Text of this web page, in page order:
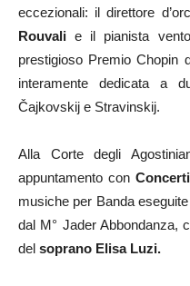
eccezionali: il direttore
Rouvali e il pianista
prestigioso Premio Chopin
interamente dedicata a
Čajkovskij e Stravinskij.
Alla Corte degli
appuntamento con
musiche per Banda
dal M° Jader Abbondanza,
del soprano Elisa Luzi.